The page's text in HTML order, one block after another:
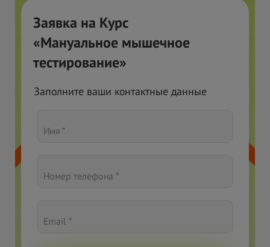
Заявка на Курс
«Мануальное мышечное
тестирование»
Заполните ваши контактные данные
Имя *
Номер телефона *
Email *